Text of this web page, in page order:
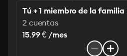
Tú + 1 miembro de la familia
2 cuentas
15.99 € /mes